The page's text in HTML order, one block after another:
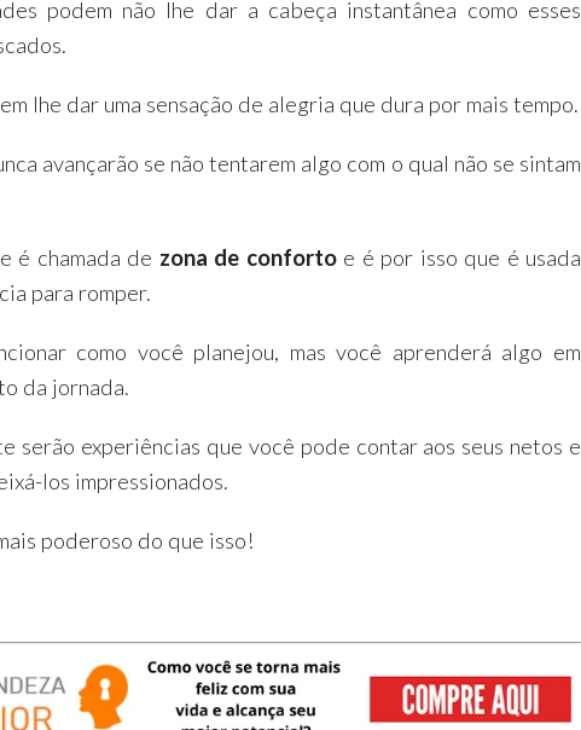
podem não lhe dar a cabeça instantânea como esses
lhe dar uma sensação de alegria que dura por mais tempo.
avançarão se não tentarem algo com o qual não se sintam
é chamada de zona de confortoe é por isso que é usada
para romper.
como você planejou, mas você aprenderá algo em
da jornada.
serão experiências que você pode contar aos seus netos e
los impressionados.
poderoso do que isso!